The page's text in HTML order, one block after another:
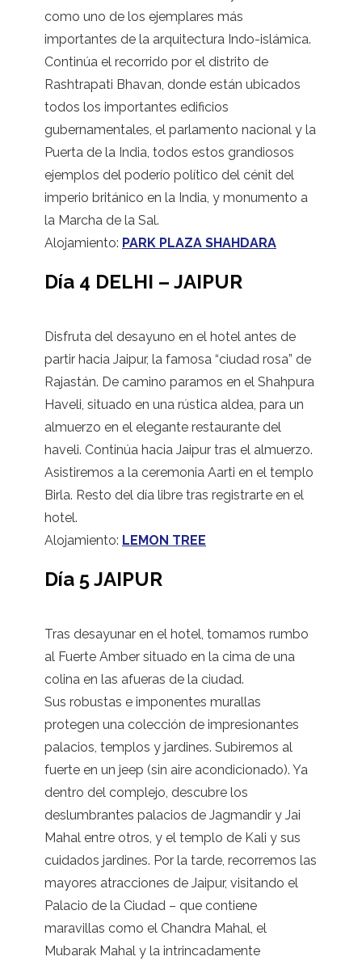
como uno de los ejemplares más
importantes de la arquitectura Indo-islámica.
Continúa el recorrido por el distrito de
Rashtrapati Bhavan, donde están ubicados
todos los importantes edificios
gubernamentales, el parlamento nacional y la
Puerta de la India, todos estos grandiosos
ejemplos del poderío político del cénit del
imperio británico en la India, y monumento a
la Marcha de la Sal.
Alojamiento: PARK PLAZA SHAHDARA
Día 4 DELHI – JAIPUR
Disfruta del desayuno en el hotel antes de
partir hacia Jaipur, la famosa “ciudad rosa” de
Rajastán. De camino paramos en el Shahpura
Haveli, situado en una rústica aldea, para un
almuerzo en el elegante restaurante del
haveli. Continúa hacia Jaipur tras el almuerzo.
Asistiremos a la ceremonia Aarti en el templo
Birla. Resto del día libre tras registrarte en el
hotel.
Alojamiento: LEMON TREE
Día 5 JAIPUR
Tras desayunar en el hotel, tomamos rumbo
al Fuerte Amber situado en la cima de una
colina en las afueras de la ciudad.
Sus robustas e imponentes murallas
protegen una colección de impresionantes
palacios, templos y jardines. Subiremos al
fuerte en un jeep (sin aire acondicionado). Ya
dentro del complejo, descubre los
deslumbrantes palacios de Jagmandir y Jai
Mahal entre otros, y el templo de Kali y sus
cuidados jardines. Por la tarde, recorremos las
mayores atracciones de Jaipur, visitando el
Palacio de la Ciudad – que contiene
maravillas como el Chandra Mahal, el
Mubarak Mahal y la intrincadamente